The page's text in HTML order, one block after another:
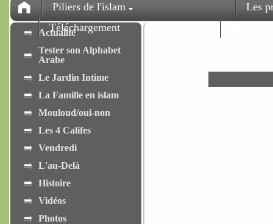
Piliers de l'islam
Les
Téléchargement
Actualité
Tester son Alphabet
Arabe
Le Jardin Intime
La Famille en islam
Mouloud/oui-non
Les 4 Califes
Vendredi
L'au-Delà
Histoire
Vidéos
Photos